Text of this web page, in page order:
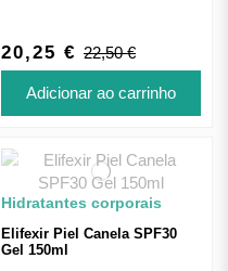
20,25 € 22,50 €
Adicionar ao carrinho
Hidratantes corporais
Elifexir Piel Canela SPF30
Gel 150ml